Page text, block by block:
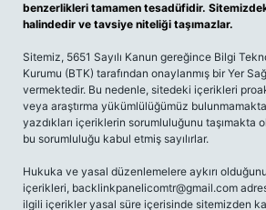
benzerlikleri tamamen tesadüfidir.
halindedir ve tavsiye niteliği taşımazlar.
Sitemiz, 5651 Sayılı Kanun gereğince Bilgi
Kurumu (BTK) tarafından onaylanmış bir Yer
vermektedir. Bu nedenle, sitedeki içerikleri
veya araştırma yükümlülüğümüz
yazdıkları içeriklerin sorumluluğunu taşımakta
bu sorumluluğu kabul etmiş sayılırlar.
Hukuka ve yasal düzenlemelere aykırı
içerikleri, backlinkpanelicomtr@gmail.com
ilgili içerikler yasal süre içerisinde sitemizden